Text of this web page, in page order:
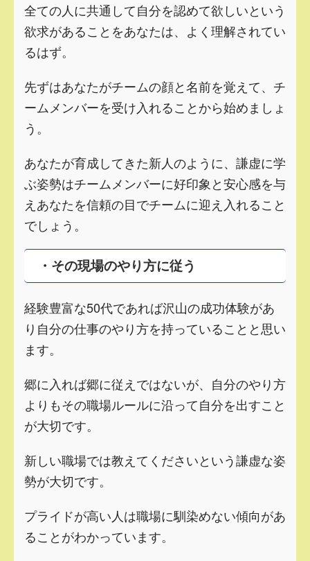
全ての人に共通して自分を認めて欲しいという
欲求があることをあなたは、よく理解されてい
るはず。
先ずはあなたがチームの顔と名前を覚えて、チ
ームメンバーを受け入れることから始めましょ
う。
あなたが育成してきた新人のように、謙虚に学
ぶ姿勢はチームメンバーに好印象と安心感を与
えあなたを信頼の目でチームに迎え入れること
でしょう。
・その現場のやり方に従う
経験豊富な50代であれば沢山の成功体験があ
り自分の仕事のやり方を持っていることと思い
ます。
郷に入れば郷に従えではないが、自分のやり方
よりもその職場ルールに沿って自分を出すこと
が大切です。
新しい職場では教えてくださいという謙虚な姿
勢が大切です。
プライドが高い人は職場に馴染めない傾向があ
ることがわかっています。